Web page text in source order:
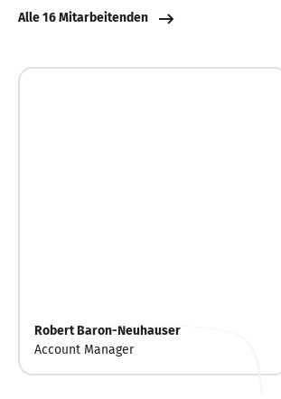
Alle 16 Mitarbeitenden
Robert Baron-Neuhauser
Account Manager